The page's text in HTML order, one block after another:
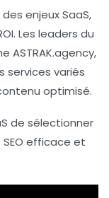
enjeux SaaS,
. Les leaders du
ASTRAK.agency,
services variés
optimisé.
de sélectionner
efficace et